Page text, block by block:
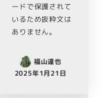
ードで保護されて
いるため抜粋文は
ありません。
福山達也
2025年1月21日